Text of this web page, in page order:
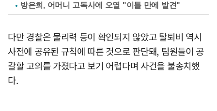
방은희, 어머니 고독사에 오열 "이틀 만에 발견"
다만 경찰은 물리력 등이 확인되지 않았고 탈퇴비 역시
사전에 공유된 규칙에 따른 것으로 판단돼, 팀원들이 공
갈할 고의를 가졌다고 보기 어렵다며 사건을 불송치했
다.